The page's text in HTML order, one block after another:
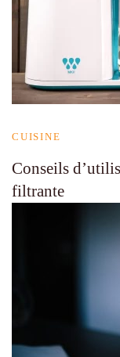
CUISINE
Conseils
filtrante